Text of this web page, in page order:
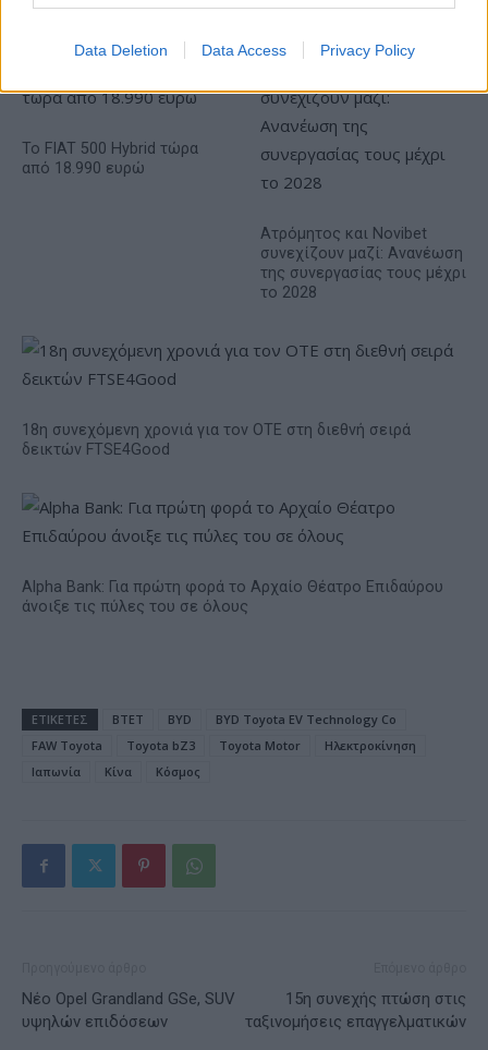
Data Deletion Data Access Privacy Policy
Η Chery επενδύει 75 εκατ. δολάρια στην KG Mobility
Το FIAT 500 Hybrid τώρα
από 18.990 ευρώ
Ατρόμητος και Novibet
συνεχίζουν μαζί: Ανανέωση
της συνεργασίας τους μέχρι
το 2028
18η συνεχόμενη χρονιά για τον ΟΤΕ στη διεθνή σειρά
δεικτών FTSE4Good
Alpha Bank: Για πρώτη φορά το Αρχαίο Θέατρο Επιδαύρου
άνοιξε τις πύλες του σε όλους
ΕΤΙΚΕΤΕΣ BTET BYD
BYD Toyota EV Technology Co
FAW Toyota
Toyota bZ3 Toyota Motor
Ηλεκτροκίνηση
Ιαπωνία
Κίνα Κόσμος
Νέο Opel Grandland GSe, SUV
υψηλών επιδόσεων
15η συνεχής πτώση στις
ταξινομήσεις επαγγελματικών